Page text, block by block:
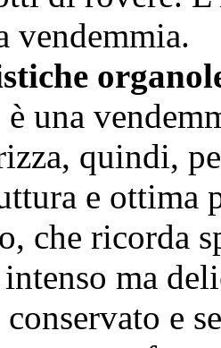
vendemmia.
una
quindi,
e ottima
che ricorda
ma
e